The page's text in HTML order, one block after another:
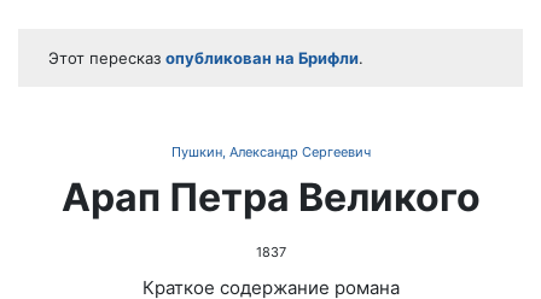
Этот пересказ опубликован на Брифли.
Пушкин, Александр Сергеевич
Арап Петра Великого
1837
Краткое содержание романа